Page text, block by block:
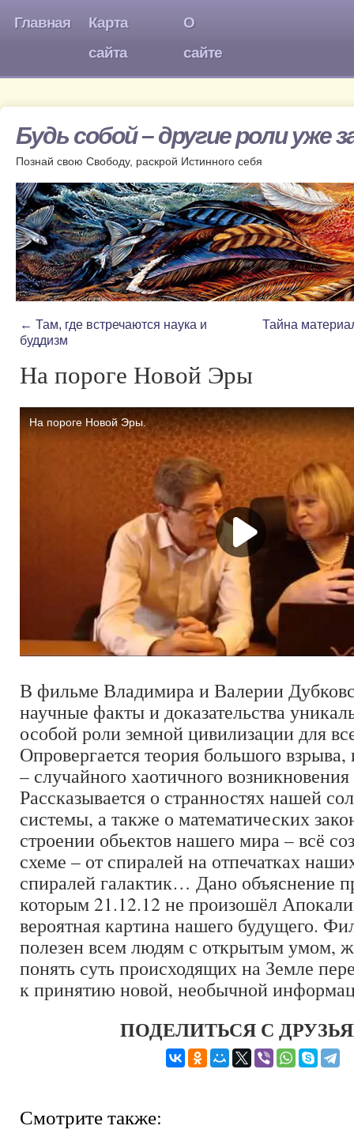
Главная
Карта
сайта
О
сайте
Будь собой – другие роли уже
Познай свою Свободу, раскрой Истинного себя
← Там, где встречаются наука и
буддизм
Тайна
На пороге Новой Эры
В фильме Владимира и Валерии
научные факты и доказательства
особой роли земной цивилизации для
Опровергается теория большого взрыва,
– случайного хаотичного
Рассказывается о странностях нашей
системы, а также о математических
строении обьектов нашего мира – всё
схеме – от спиралей на отпечатках
спиралей галактик… Дано объяснение
которым 21.12.12 не произошёл
вероятная картина нашего будущего.
полезен всем людям с открытым умом,
понять суть происходящих на Земле
к принятию новой, необычной
ПОДЕЛИТЬСЯ С
Смотрите также: